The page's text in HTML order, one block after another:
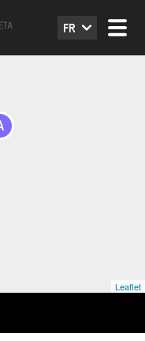
FR
Leaflet